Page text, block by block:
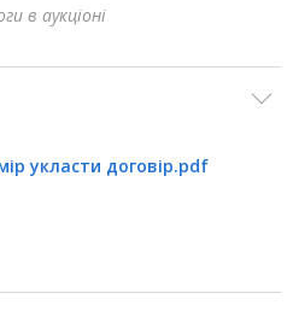
в аукціоні
укласти договір.pdf